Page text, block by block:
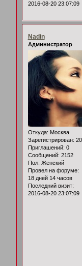
2016-08-20 23:07:09
Nadin
Администратор
Откуда: Москва
Зарегистрирован:
Приглашений: 0
Сообщений: 2152
Пол: Женский
Провел на форуме:
18 дней 14 часов
Последний визит:
2016-08-20 23:07:09